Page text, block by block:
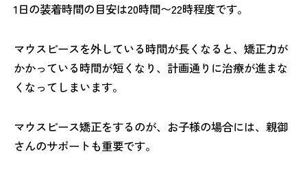
1日の装着時間の目安は20時間〜22時程度です。
マウスピースを外している時間が長くなると、矯正力が
かかっている時間が短くなり、計画通りに治療が進まな
くなってしまいます。
マウスピース矯正をするのが、お子様の場合には、親御
さんのサポートも重要です。